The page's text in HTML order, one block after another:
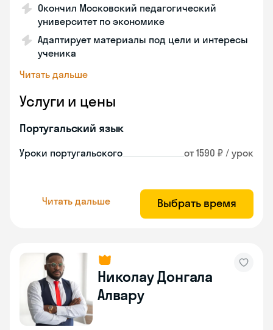
Окончил Московский педагогический
университет по экономике
Адаптирует материалы под цели и интересы
ученика
Читать дальше
Услуги и цены
Португальский язык
Уроки португальского от 1590 ₽ / урок
Читать дальше Выбрать время
Николау Донгала
Алвару